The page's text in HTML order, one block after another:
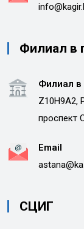
Филиал в
Филиал в
Z10H9A2,
проспект
Email
СЦИГ